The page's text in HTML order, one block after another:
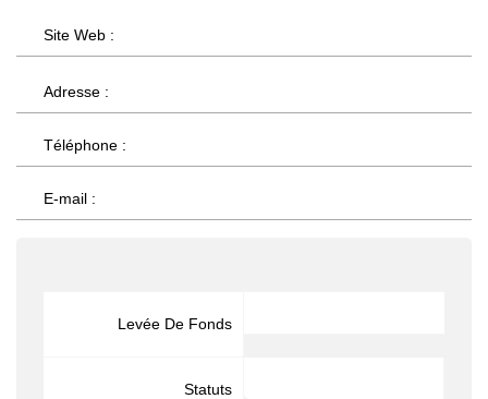
Site Web :
Adresse :
Téléphone :
E-mail :
Levée De Fonds
Statuts